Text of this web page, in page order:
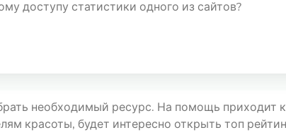
доступу статистики одного из сайтов?
необходимый ресурс. На помощь приходит
красоты, будет интересно открыть топ